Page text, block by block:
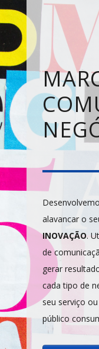
alavancar o
INOVAÇÃO.
de
gerar
cada tipo de
seu serviço
público